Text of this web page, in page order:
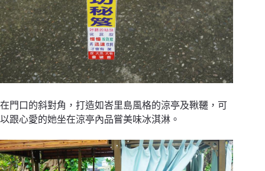
在門口的斜對角，打造如峇里島風格的涼亭及鞦韆，可
以跟心愛的她坐在涼亭內品嘗美味冰淇淋。